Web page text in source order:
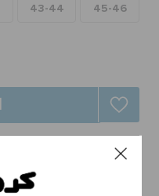
43-44 45-46